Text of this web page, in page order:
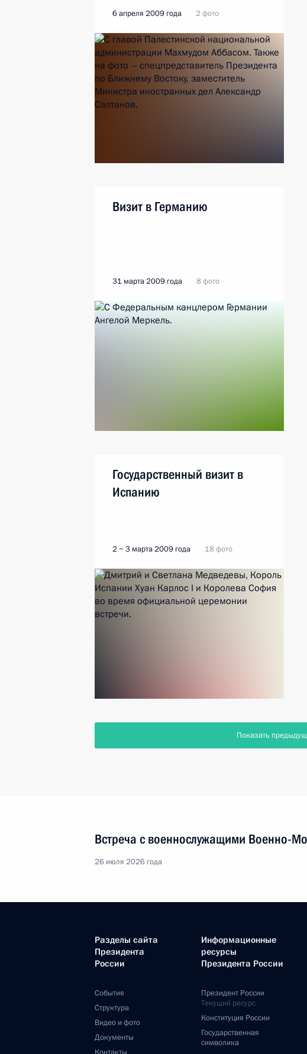
6 апреля 2009 года 2 фото
Визит в Германию
31 марта 2009 года 8 фото
Государственный визит в
Испанию
2 − 3 марта 2009 года 18 фото
Показать
Встреча с военнослужащими Военно-
26 июля 2026 года
Разделы сайта
Президента
России
События
Структура
Видео и фото
Документы
Информационные
ресурсы
Президента России
Президент России
Текущий ресурс
Конституция России
Государственная
символика